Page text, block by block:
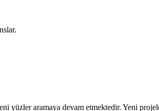
yüzler aramaya devam etmektedir. Yeni